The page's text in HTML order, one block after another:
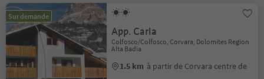
Sur demande
App. Carla
Colfosco/Colfosco, Corvara, Dolomites Region
Alta Badia
1.5 km à partir de Corvara centre de